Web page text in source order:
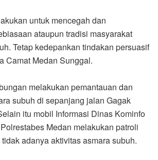
untuk mencegah dan
ataupun tradisi masyarakat
Tetap kedepankan tindakan persuasif
Camat Medan Sunggal.
melakukan pemantauan dan
subuh di sepanjang jalan Gagak
itu mobil Informasi Dinas Kominfo
Medan melakukan patroli
adanya aktivitas asmara subuh.